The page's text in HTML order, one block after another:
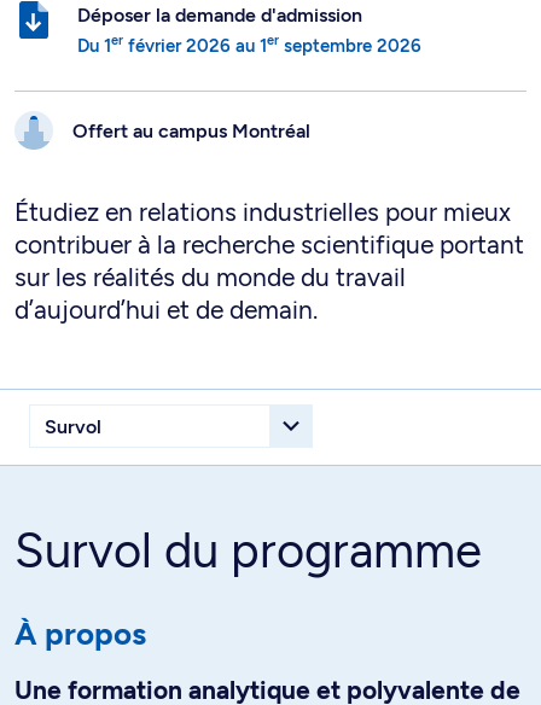
Déposer la demande d'admission
Du 1er février 2026 au 1er septembre 2026
Offert au campus Montréal
Étudiez en relations industrielles pour mieux
contribuer à la recherche scientifique portant
sur les réalités du monde du travail
d’aujourd’hui et de demain.
Survol du programme
À propos
Une formation analytique et polyvalente de